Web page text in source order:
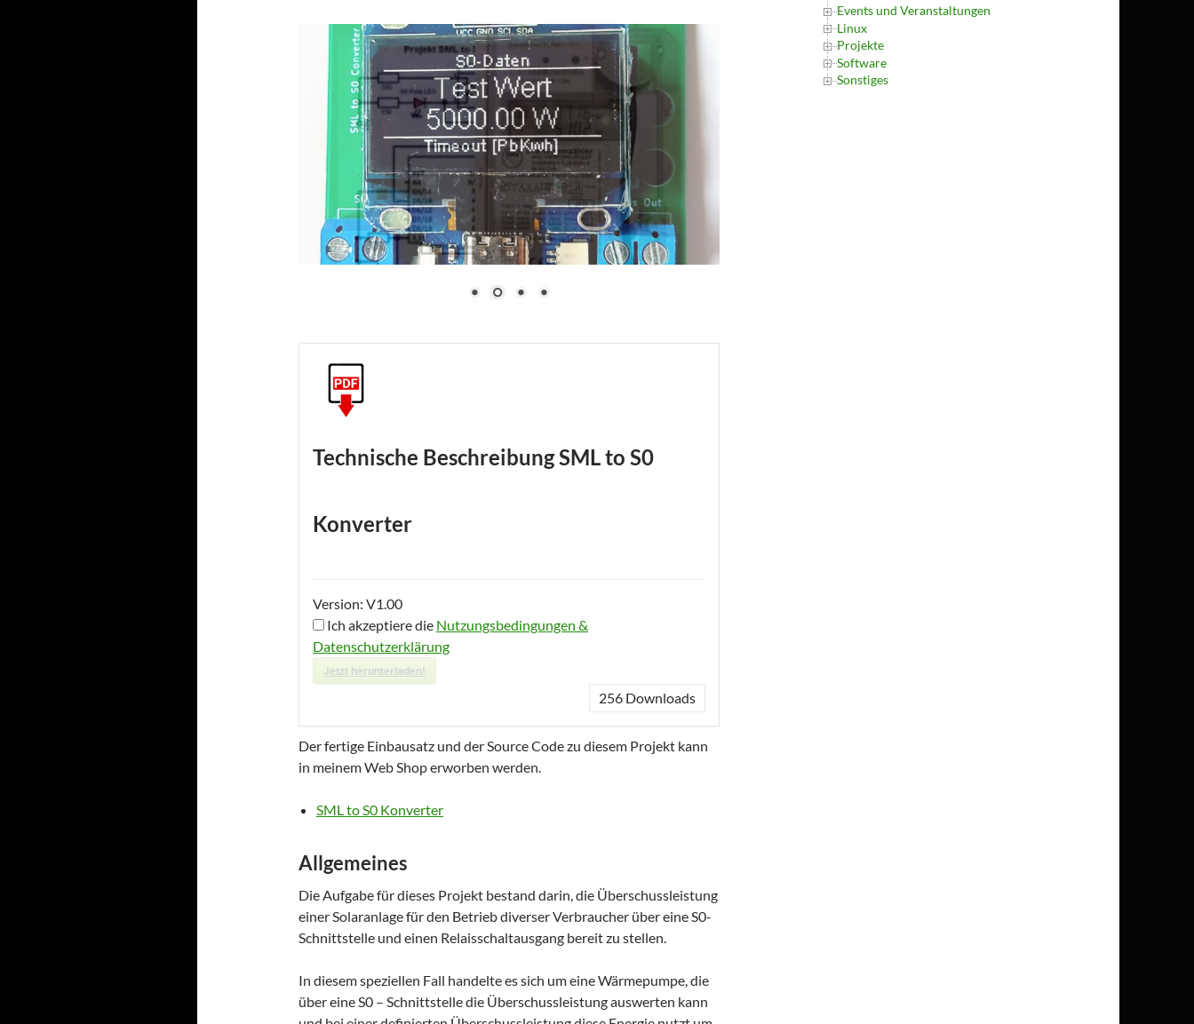
Technische Beschreibung SML to S0
Konverter
Version: V1.00
Ich akzeptiere die Nutzungsbedingungen &
Datenschutzerklärung
Jetzt herunterladen!
256 Downloads
Der fertige Einbausatz und der Source Code zu diesem Projekt kann
in meinem Web Shop erworben werden.
SML to S0 Konverter
Allgemeines
Die Aufgabe für dieses Projekt bestand darin, die Überschussleistung
einer Solaranlage für den Betrieb diverser Verbraucher über eine S0-
Schnittstelle und einen Relaisschaltausgang bereit zu stellen.
In diesem speziellen Fall handelte es sich um eine Wärmepumpe, die
über eine S0 – Schnittstelle die Überschussleistung auswerten kann
Events und Veranstaltungen
Linux
Projekte
Software
Sonstiges